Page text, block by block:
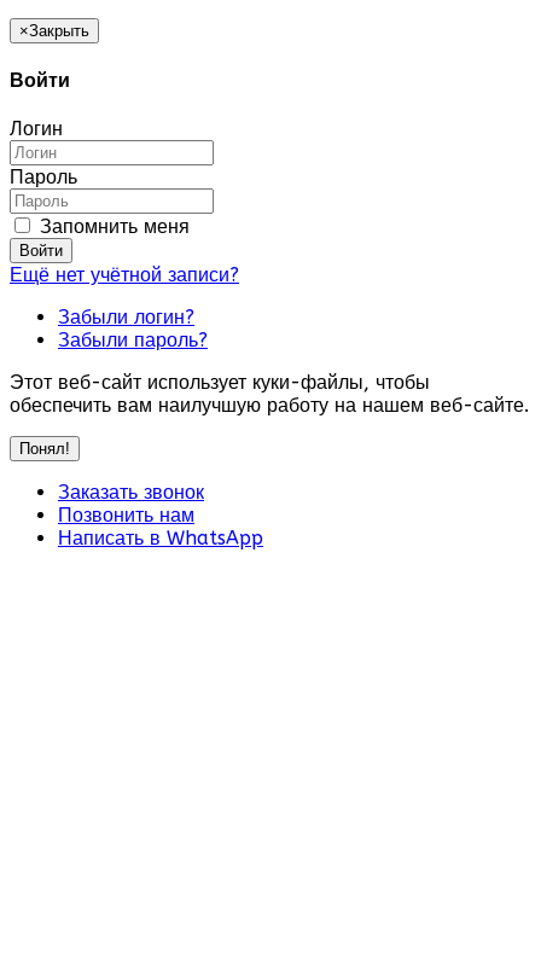
×Закрыть
Войти
Логин
Пароль
Запомнить меня
Войти
Ещё нет учётной записи?
Забыли логин?
Забыли пароль?
Этот веб-сайт использует куки-файлы, чтобы
обеспечить вам наилучшую работу на нашем веб-сайте.
Понял!
Заказать звонок
Позвонить нам
Написать в WhatsApp